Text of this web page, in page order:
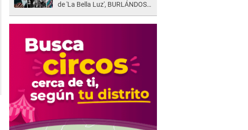
de 'La Bella Luz', BURLÁNDOSE